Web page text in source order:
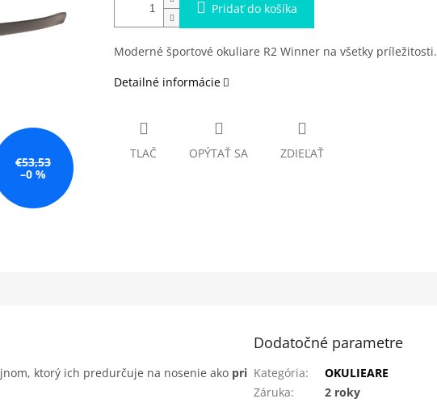
€53,53
–0 %
Pridať do košíka
Moderné športové okuliare R2 Winner na všetky príležitosti.
Detailné informácie
TLAČ OPÝTAŤ SA ZDIEĽAŤ
ktorý ich predurčuje na nosenie ako pri
Dodatočné parametre
Kategória:
OKULIEARE
Záruka:
2 roky